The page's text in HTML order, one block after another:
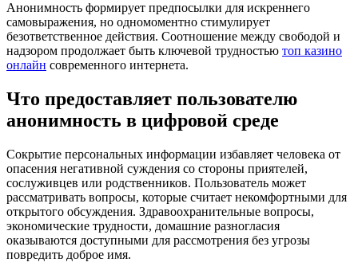
Анонимность формирует предпосылки для искреннего
самовыражения, но одномоментно стимулирует
безответственное действия. Соотношение между свободой и
надзором продолжает быть ключевой трудностью топ казино
онлайн современного интернета.
Что предоставляет пользователю
анонимность в цифровой среде
Сокрытие персональных информации избавляет человека от
опасения негативной суждения со стороны приятелей,
сослуживцев или родственников. Пользователь может
рассматривать вопросы, которые считает некомфортными для
открытого обсуждения. Здравоохранительные вопросы,
экономические трудности, домашние разногласия
оказываются доступными для рассмотрения без угрозы
повредить доброе имя.